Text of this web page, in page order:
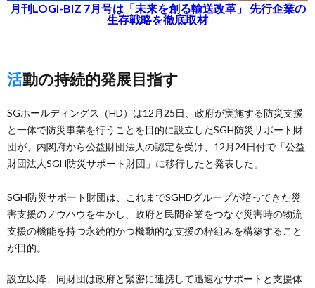
月刊LOGI-BIZ 7月号は「未来を創る輸送改革」 先行企業の
生存戦略を徹底取材
活動の持続的発展目指す
SGホールディングス（HD）は12月25日、政府が実施する防災支援
と一体で防災事業を行うことを目的に設立したSGH防災サポート財
団が、内閣府から公益財団法人の認定を受け、12月24日付で「公益
財団法人SGH防災サポート財団」に移行したと発表した。
SGH防災サポート財団は、これまでSGHDグループが培ってきた災
害支援のノウハウを生かし、政府と民間企業をつなぐ災害時の物流
支援の機能を持つ永続的かつ機動的な支援の枠組みを構築すること
が目的。
設立以降、同財団は政府と緊密に連携して迅速なサポートと支援体